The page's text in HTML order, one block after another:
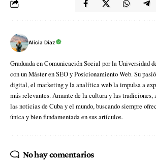
Alicia Díaz
Graduada en Comunicación Social por la Universidad
con un Máster en SEO y Posicionamiento Web. Su
digital, el marketing y la analítica web la impulsa a
más relevantes. Amante de la cultura y las tradiciones,
las noticias de Cuba y el mundo, buscando siempre
única y bien fundamentada en sus artículos.
No hay comentarios